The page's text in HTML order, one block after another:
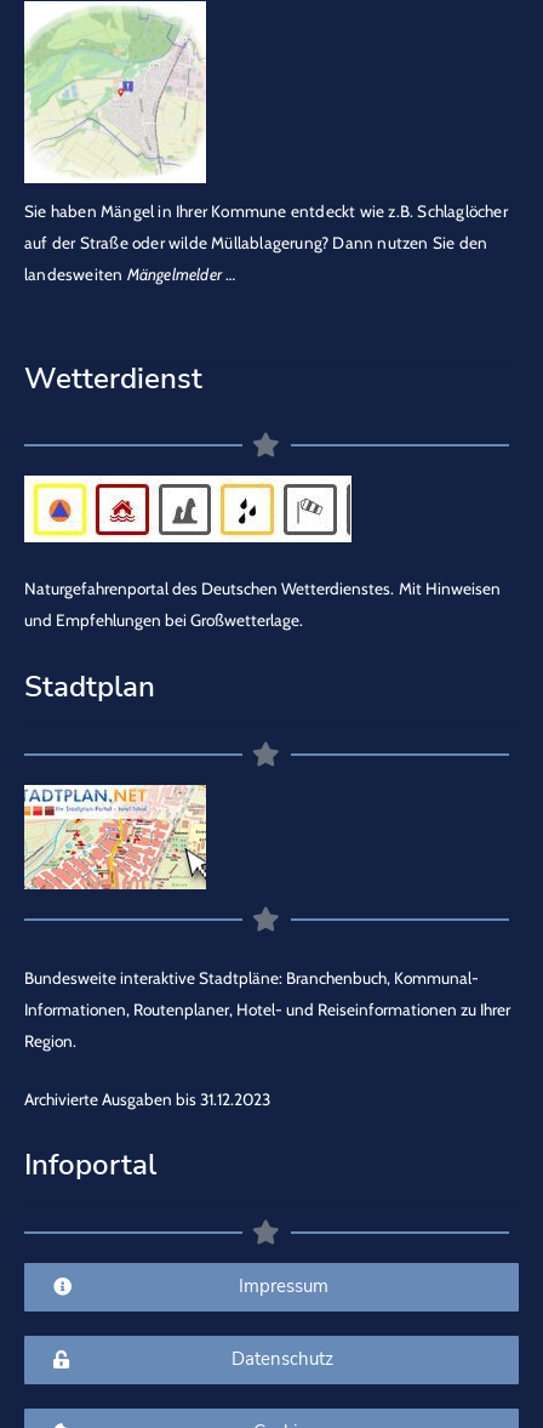
Sie haben Mängel in Ihrer Kommune entdeckt wie z.B. Schlaglöcher
auf der Straße oder wilde Müllablagerung? Dann nutzen Sie den
landesweiten Mängelmelder…
Wetterdienst
Naturgefahrenportal des Deutschen Wetterdienstes. Mit Hinweisen
und Empfehlungen bei Großwetterlage.
Stadtplan
Bundesweite interaktive Stadtpläne: Branchenbuch, Kommunal-
Informationen, Routenplaner, Hotel- und Reiseinformationen zu Ihrer
Region.
Archivierte Ausgaben bis 31.12.2023
Infoportal
Impressum
Datenschutz